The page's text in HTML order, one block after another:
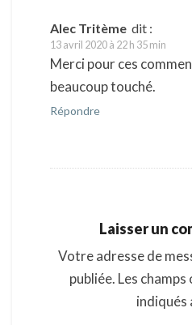
Alec Tritème dit :
13 avril 2020 à 22 h 35 min
Merci pour ces
beaucoup touché.
Répondre
Laisser un
Votre adresse de
publiée. Les
indiqués